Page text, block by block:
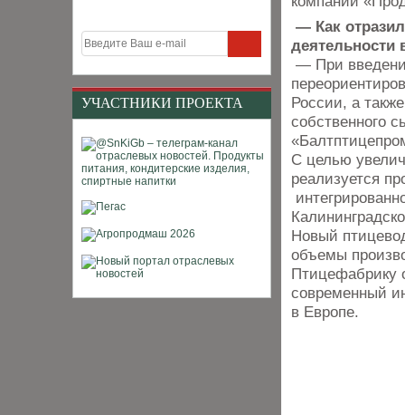
УЧАСТНИКИ ПРОЕКТА
— Как
деятельности
— При
России, а
собственного
С целью
реализуется
Новый
объемы
Птицефабрику
современный
в Европе.